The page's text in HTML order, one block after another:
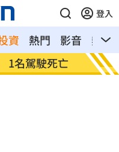
登入
資 熱門 影音
熱搜
噗噗：隨便
兄弟
勝